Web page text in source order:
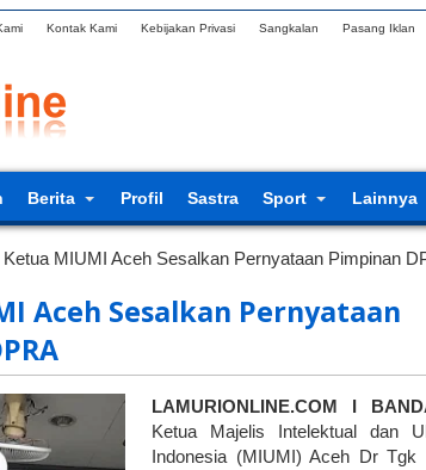
Kontak Kami Kebijakan Privasi Sangkalan Pasang Iklan
Berita Profil Sastra Sport Lainnya
Ketua MIUMI Aceh Sesalkan Pernyataan Pimpinan
Aceh Sesalkan Pernyataan
LAMURIONLINE.COM I
Ketua Majelis Intelektual dan
Indonesia (MIUMI) Aceh Dr Tgk